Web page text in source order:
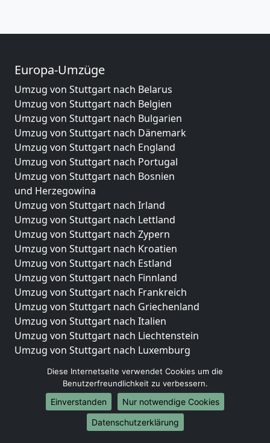
Europa-Umzüge
Umzug von Stuttgart nach Belarus
Umzug von Stuttgart nach Belgien
Umzug von Stuttgart nach Bulgarien
Umzug von Stuttgart nach Dänemark
Umzug von Stuttgart nach England
Umzug von Stuttgart nach Portugal
Umzug von Stuttgart nach Bosnien
und Herzegowina
Umzug von Stuttgart nach Irland
Umzug von Stuttgart nach Lettland
Umzug von Stuttgart nach Zypern
Umzug von Stuttgart nach Kroatien
Umzug von Stuttgart nach Estland
Umzug von Stuttgart nach Finnland
Umzug von Stuttgart nach Frankreich
Umzug von Stuttgart nach Griechenland
Umzug von Stuttgart nach Italien
Umzug von Stuttgart nach Liechtenstein
Umzug von Stuttgart nach Luxemburg
Umzug von Stuttgart nach Norwegen
Umzüge-Deutschlandweit
Umzug von Stuttgart nach Berlin
Diese Internetseite verwendet Cookies um die
Benutzerfreundlichkeit zu verbessern.
Einverstanden
Nur notwendige Cookies
Datenschutzerklärung